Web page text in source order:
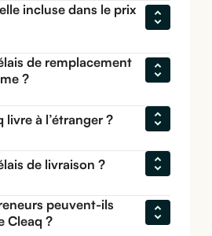
incluse dans le prix
de remplacement
?
livre à l’étranger ?
de livraison ?
peuvent-ils
Cleaq ?